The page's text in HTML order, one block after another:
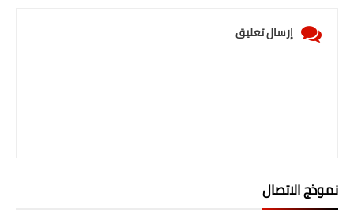
إرسال تعليق
نموذج الاتصال